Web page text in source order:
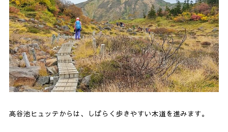
高谷池ヒュッテからは、しばらく歩きやすい木道を進みます。